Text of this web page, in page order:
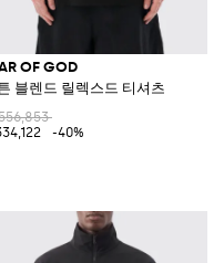
OF GOD
블렌드 릴렉스드 티셔츠
-40%